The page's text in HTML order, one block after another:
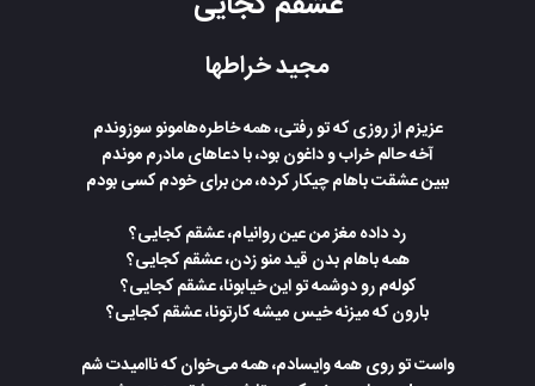
مجید خراطها
عزیزم از روزی که تو رفتی، همه خاطره‌هامونو سوزوندم
آخه حالم خراب و داغون بود، با دعاهای مادرم موندم
ببین عشقت باهام چیکار کرده، من برای خودم کسی بودم
رد داده مغز من عین روانیام، عشقم کجایی؟
همه باهام بدن قید منو زدن، عشقم کجایی؟
کوله‌م رو دوشمه تو این خیابونا، عشقم کجایی؟
بارون که میزنه خیس میشه کارتونا، عشقم کجایی؟
واست تو روی همه وایسادم، همه می‌خوان که ناامیدت شم